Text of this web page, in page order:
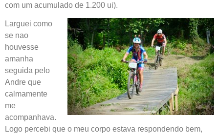
com um acumulado de 1.200 ui).
Larguei como
se nao
houvesse
amanha
seguida pelo
Andre que
calmamente
me
acompanhava.
Logo percebi que o meu corpo estava respondendo bem,